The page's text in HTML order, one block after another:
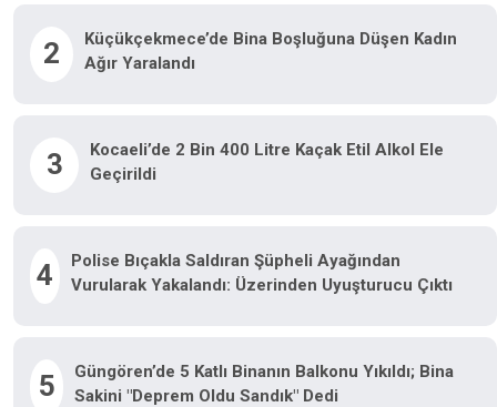
2
Küçükçekmece’de Bina Boşluğuna Düşen Kadın
Ağır Yaralandı
3
Kocaeli’de 2 Bin 400 Litre Kaçak Etil Alkol Ele
Geçirildi
4
Polise Bıçakla Saldıran Şüpheli Ayağından
Vurularak Yakalandı: Üzerinden Uyuşturucu Çıktı
5
Güngören’de 5 Katlı Binanın Balkonu Yıkıldı; Bina
Sakini "Deprem Oldu Sandık" Dedi